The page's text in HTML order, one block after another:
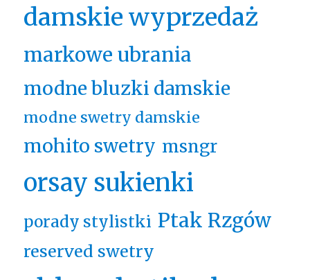
damskie wyprzedaż
markowe ubrania
modne bluzki damskie
modne swetry damskie
mohito swetry msngr
orsay sukienki
porady stylistki Ptak Rzgów
reserved swetry